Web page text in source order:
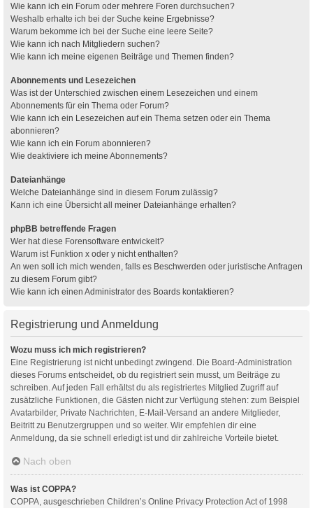
Wie kann ich ein Forum oder mehrere Foren durchsuchen?
Weshalb erhalte ich bei der Suche keine Ergebnisse?
Warum bekomme ich bei der Suche eine leere Seite?
Wie kann ich nach Mitgliedern suchen?
Wie kann ich meine eigenen Beiträge und Themen finden?
Abonnements und Lesezeichen
Was ist der Unterschied zwischen einem Lesezeichen und einem
Abonnements für ein Thema oder Forum?
Wie kann ich ein Lesezeichen auf ein Thema setzen oder ein Thema
abonnieren?
Wie kann ich ein Forum abonnieren?
Wie deaktiviere ich meine Abonnements?
Dateianhänge
Welche Dateianhänge sind in diesem Forum zulässig?
Kann ich eine Übersicht all meiner Dateianhänge erhalten?
phpBB betreffende Fragen
Wer hat diese Forensoftware entwickelt?
Warum ist Funktion x oder y nicht enthalten?
An wen soll ich mich wenden, falls es Beschwerden oder juristische Anfragen
zu diesem Forum gibt?
Wie kann ich einen Administrator des Boards kontaktieren?
Registrierung und Anmeldung
Wozu muss ich mich registrieren?
Eine Registrierung ist nicht unbedingt zwingend. Die Board-Administration
dieses Forums entscheidet, ob du registriert sein musst, um Beiträge zu
schreiben. Auf jeden Fall erhältst du als registriertes Mitglied Zugriff auf
zusätzliche Funktionen, die Gästen nicht zur Verfügung stehen: zum Beispiel
Avatarbilder, Private Nachrichten, E-Mail-Versand an andere Mitglieder,
Beitritt zu Benutzergruppen und so weiter. Wir empfehlen dir eine
Anmeldung, da sie schnell erledigt ist und dir zahlreiche Vorteile bietet.
Nach oben
Was ist COPPA?
COPPA, ausgeschrieben Children’s Online Privacy Protection Act of 1998